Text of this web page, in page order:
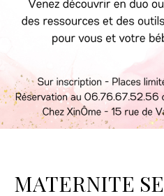
MATERNITE